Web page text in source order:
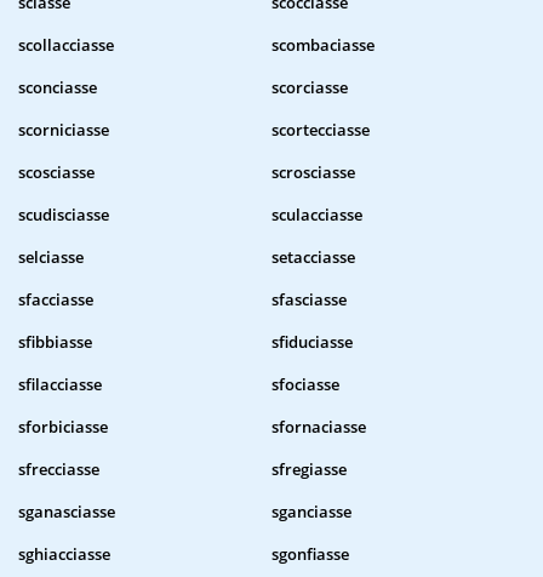
scollacciasse
scombaciasse
sconciasse
scorciasse
scorniciasse
scortecciasse
scosciasse
scrosciasse
scudisciasse
sculacciasse
selciasse
setacciasse
sfacciasse
sfasciasse
sfibbiasse
sfiduciasse
sfilacciasse
sfociasse
sforbiciasse
sfornaciasse
sfrecciasse
sfregiasse
sganasciasse
sganciasse
sghiacciasse
sgonfiasse